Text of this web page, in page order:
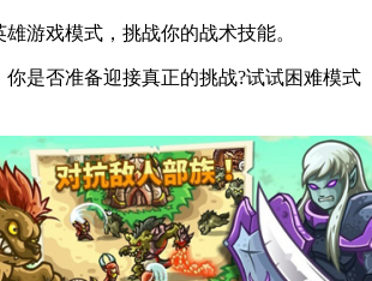
游戏模式，挑战你的战术技能。
你是否准备迎接真正的挑战?试试困难模式